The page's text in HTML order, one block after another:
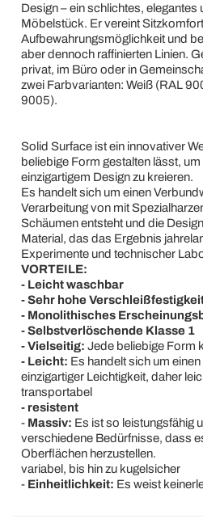
Design – ein schlichtes, elegantes
Möbelstück. Er vereint
Aufbewahrungsmöglichkeit und
aber dennoch raffinierten Linien.
privat, im Büro oder in
zwei Farbvarianten: Weiß (RAL
9005).
Solid Surface ist ein innovativer
beliebige Form gestalten lässt,
einzigartigem Design zu kreieren.
Es handelt sich um einen
Verarbeitung von mit
Schäumen entsteht und die
Material, das das Ergebnis
Experimente und technischer
VORTEILE:
- Leicht waschbar
- Sehr hohe
- Monolithisches
- Selbstverlöschende Klasse 1
- Vielseitig: Jede beliebige Form
- Leicht: Es handelt sich um
einzigartiger Leichtigkeit, daher
transportabel
- resistent
- Massiv: Es ist so leistungsfähig
verschiedene Bedürfnisse, dass
Oberflächen herzustellen.
variabel, bis hin zu kugelsicher
- Einheitlichkeit: Es weist